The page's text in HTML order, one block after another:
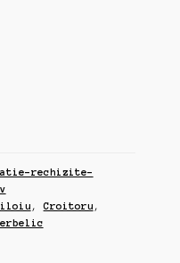
rechizite-
,Croitoru ,